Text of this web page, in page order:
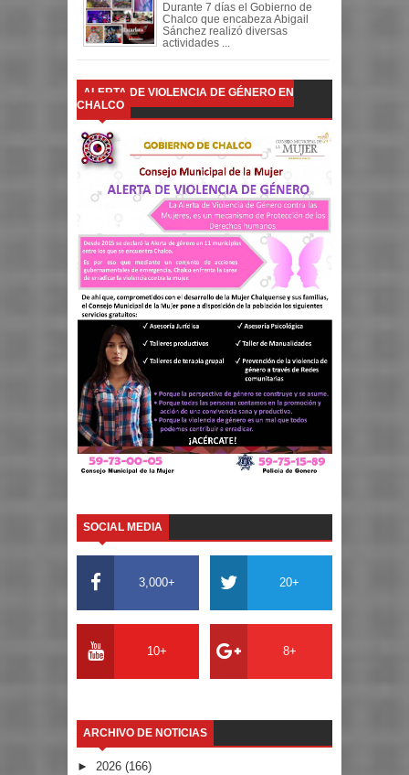
Durante 7 días el Gobierno de
Chalco que encabeza Abigail
Sánchez realizó diversas
actividades ...
ALERTA DE VIOLENCIA DE GÉNERO EN
CHALCO
SOCIAL MEDIA
3,000+ 20+
10+ 8+
ARCHIVO DE NOTICIAS
► 2026 (166)